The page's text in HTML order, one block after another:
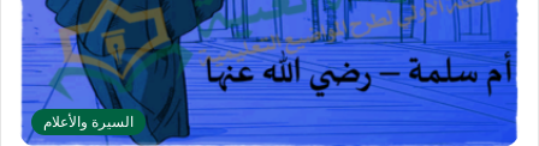
السيرة والأعلام